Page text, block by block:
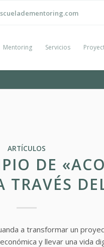
Mentoring Servicios
ARTÍCULOS
DE
TRAVÉS
a transformar un
y llevar una vida